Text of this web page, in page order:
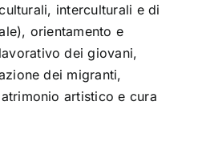
interculturali e di
orientamento e
dei giovani,
dei migranti,
artistico e cura